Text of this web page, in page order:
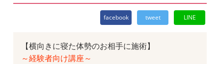
facebook tweet LINE
【横向きに寝た体勢のお相手に施術】
～経験者向け講座～